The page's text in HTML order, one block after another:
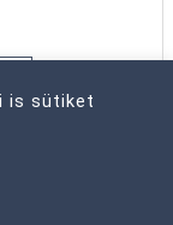
is sütiket